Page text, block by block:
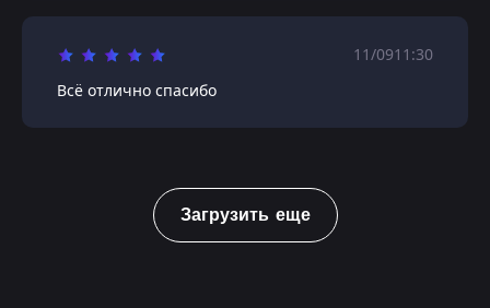
11/0911:30
Всё отлично спасибо
Загрузить еще